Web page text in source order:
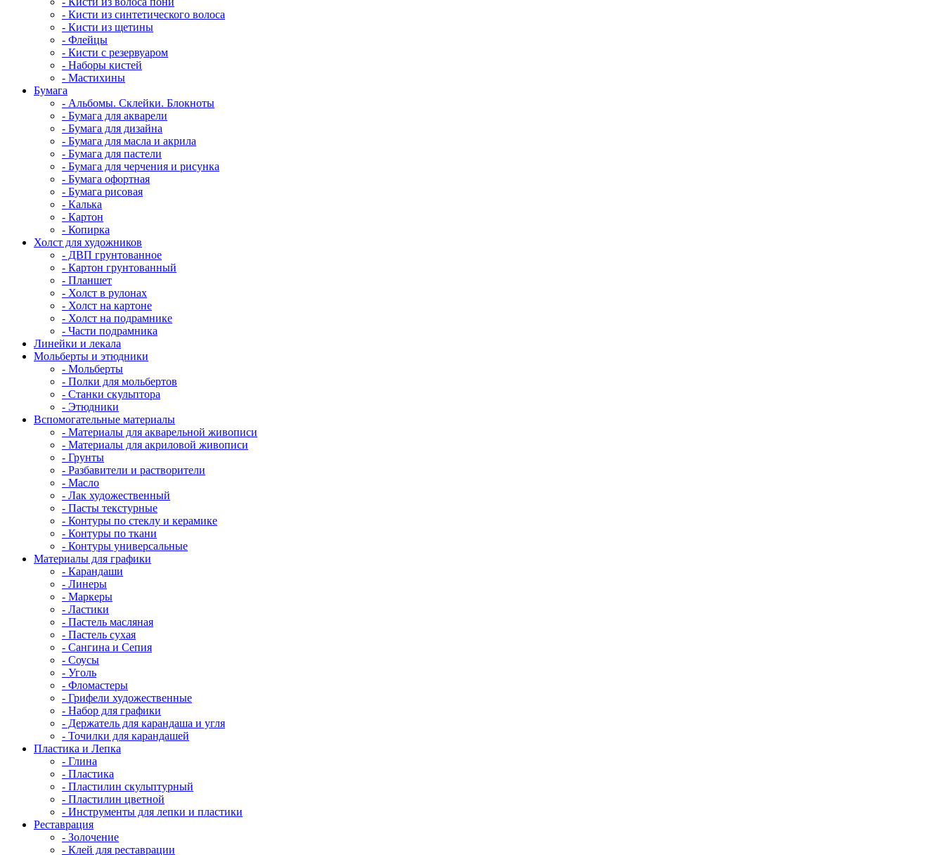
- Кисти из синтетического волоса
- Кисти из щетины
- Флейцы
- Кисти с резервуаром
- Наборы кистей
- Мастихины
Бумага
- Альбомы. Склейки. Блокноты
- Бумага для акварели
- Бумага для дизайна
- Бумага для масла и акрила
- Бумага для пастели
- Бумага для черчения и рисунка
- Бумага офортная
- Бумага рисовая
- Калька
- Картон
- Копирка
Холст для художников
- ДВП грунтованное
- Картон грунтованный
- Планшет
- Холст в рулонах
- Холст на картоне
- Холст на подрамнике
- Части подрамника
Линейки и лекала
Мольберты и этюдники
- Мольберты
- Полки для мольбертов
- Станки скульптора
- Этюдники
Вспомогательные материалы
- Материалы для акварельной живописи
- Материалы для акриловой живописи
- Грунты
- Разбавители и растворители
- Масло
- Лак художественный
- Пасты текстурные
- Контуры по стеклу и керамике
- Контуры по ткани
- Контуры универсальные
Материалы для графики
- Карандаши
- Линеры
- Маркеры
- Ластики
- Пастель масляная
- Пастель сухая
- Сангина и Сепия
- Соусы
- Уголь
- Фломастеры
- Грифели художественные
- Набор для графики
- Держатель для карандаша и угля
- Точилки для карандашей
Пластика и Лепка
- Глина
- Пластика
- Пластилин скульптурный
- Пластилин цветной
- Инструменты для лепки и пластики
Реставрация
- Золочение
- Клей для реставрации